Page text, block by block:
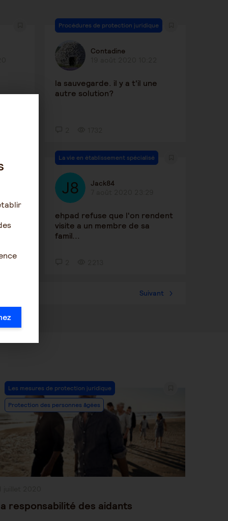
Procédures de protection juridique
Contadine
la sauvegarde. il y a t'il une
autre solution?
La vie en établissement spécialisé
Jack84
ehpad refuse que l'on rendent
visite a un membre de sa
famil...
Suivant
Post
Category:
Les mesures de protection juridique
Protection des personnes âgées
responsabilité des aidants